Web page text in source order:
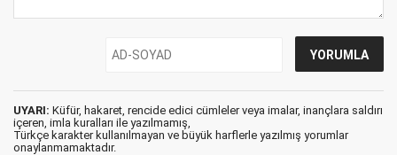
UYARI: Küfür, hakaret, rencide edici cümleler veya imalar, inançlara saldırı
içeren, imla kuralları ile yazılmamış,
Türkçe karakter kullanılmayan ve büyük harflerle yazılmış yorumlar
onaylanmamaktadır.